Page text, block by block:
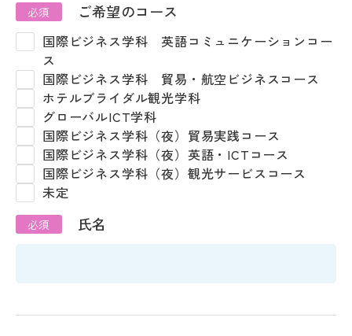
ご希望のコース
国際ビジネス学科 英語コミュニケーションコー
ス
国際ビジネス学科 貿易・航空ビジネスコース
ホテルブライダル観光学科
グローバルICT学科
国際ビジネス学科（夜）貿易実践コース
国際ビジネス学科（夜）英語・ICTコース
国際ビジネス学科（夜）観光サービスコース
未定
氏名